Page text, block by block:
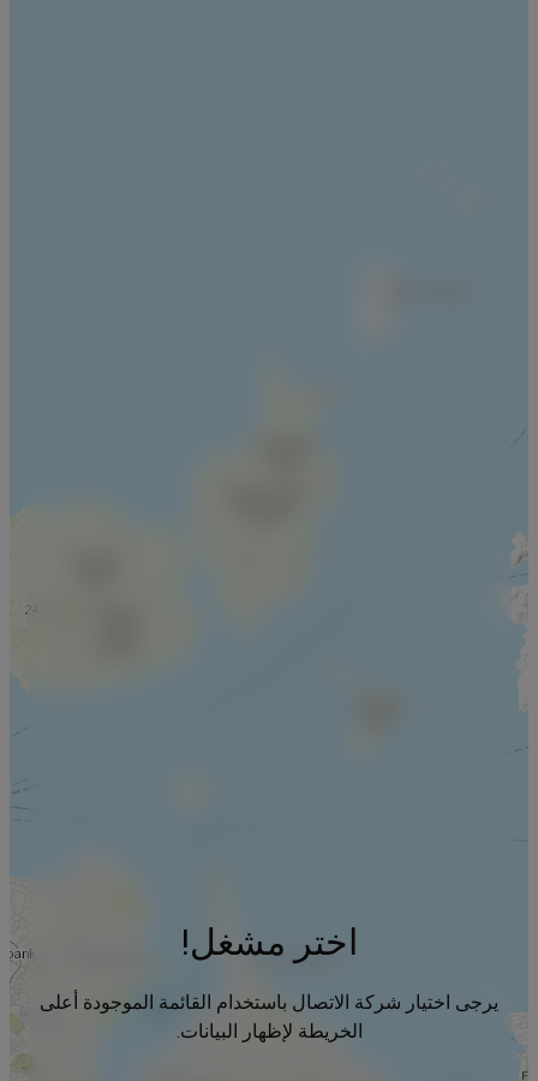
اختر مشغل!
يرجى اختيار شركة الاتصال باستخدام القائمة الموجودة أعلى
الخريطة لإظهار البيانات.